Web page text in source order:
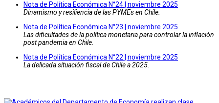
Nota de Política Económica N°24 | noviembre 2025
Dinamismo y resiliencia de las PYMEs en Chile.
Nota de Política Económica N°23 | noviembre 2025
Las dificultades de la política monetaria para controlar la inflación
post pandemia en Chile.
Nota de Política Económica N°22 | noviembre 2025
La delicada situación fiscal de Chile a 2025.